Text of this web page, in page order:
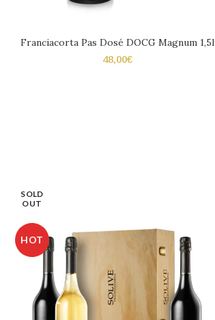
Franciacorta Pas Dosé DOCG Magnum 1,5l
48,00€
SOLD
OUT
HOT